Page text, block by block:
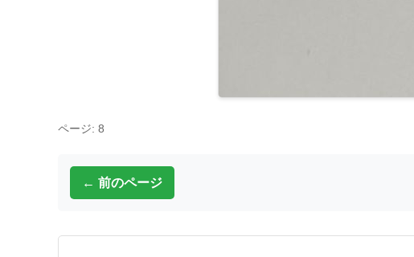
ページ: 8
← 前のページ